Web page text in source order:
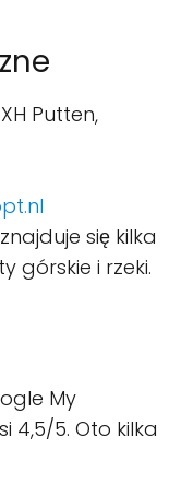
Putten,
się kilka
górskie i rzeki.
My
4,5/5. Oto kilka